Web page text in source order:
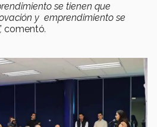
se tienen que
y emprendimiento se
comentó.